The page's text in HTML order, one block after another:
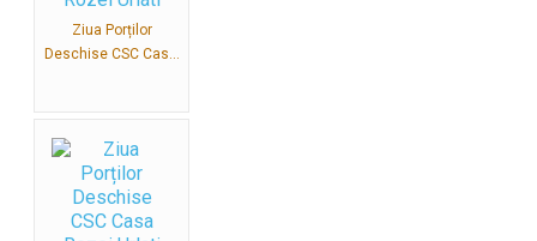
Ziua Porților
Deschise CSC Cas...